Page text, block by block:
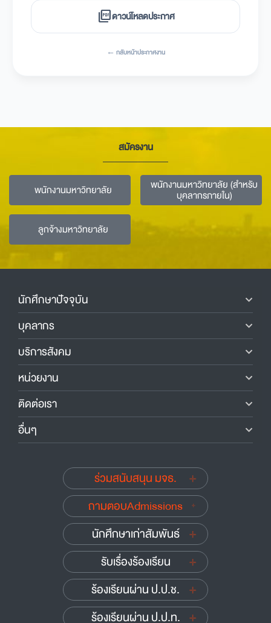
picture_as_pdfดาวน์โหลดประกาศ
← กลับหน้าประกาศงาน
สมัครงาน
พนักงานมหาวิทยาลัย พนักงานมหาวิทยาลัย (สำหรับ
บุคลากรภายใน)
ลูกจ้างมหาวิทยาลัย
นักศึกษาปัจจุบัน
บุคลากร
บริการสังคม
หน่วยงาน
ติดต่อเรา
อื่นๆ
ร่วมสนับสนุน มจธ.
ถามตอบAdmissions
นักศึกษาเก่าสัมพันธ์
รับเรื่องร้องเรียน
ร้องเรียนผ่าน ป.ป.ช.
ร้องเรียนผ่าน ป.ป.ท.